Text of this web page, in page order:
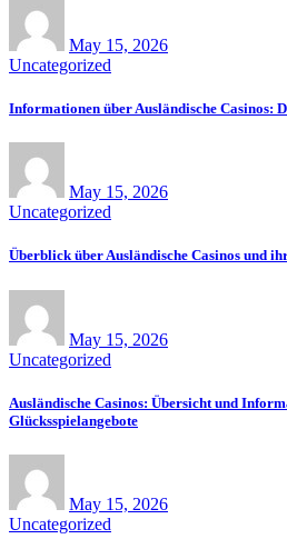
May 15, 2026
Uncategorized
Informationen über Ausländische Casinos:
May 15, 2026
Uncategorized
Überblick über Ausländische Casinos und
May 15, 2026
Uncategorized
Ausländische Casinos: Übersicht und
Glücksspielangebote
May 15, 2026
Uncategorized